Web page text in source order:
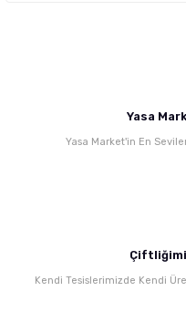
Yasa
Yasa Market'in En
Kendi Tesislerimizde Kendi